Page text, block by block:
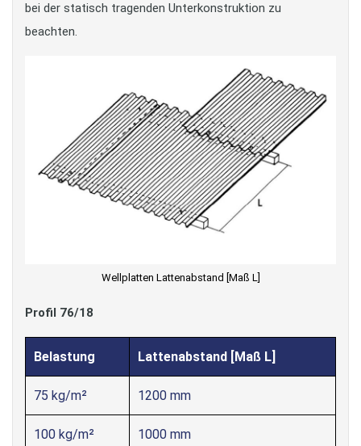
bei der statisch tragenden Unterkonstruktion zu
beachten.
Wellplatten Lattenabstand [Maß L]
Profil 76/18
Belastung Lattenabstand [Maß L]
75 kg/m² 1200 mm
100 kg/m² 1000 mm